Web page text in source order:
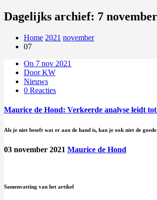
Dagelijks archief: 7
Home 2021 november
07
On 7 nov 2021
Door KW
Nieuws
0 Reacties
Maurice de Hond: Verkeerde analyse leidt
Als je niet beseft wat er aan de hand is, kan je ook niet de
03 november 2021 Maurice de Hond
Samenvatting van het artikel